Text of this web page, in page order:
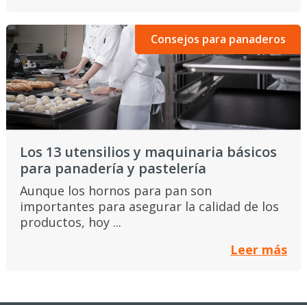
Consejos para panaderos
Los 13 utensilios y maquinaria básicos
para panadería y pastelería
Aunque los hornos para pan son
importantes para asegurar la calidad de los
productos, hoy ...
Leer más